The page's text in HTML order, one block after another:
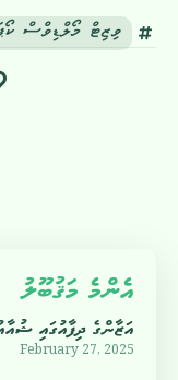
ވިޒިޓް މޯލްޑިވްސް
އެންމެ މަޤުބޫލު
އަޒާންގެ ދިފާއުގައި
February 27, 2025